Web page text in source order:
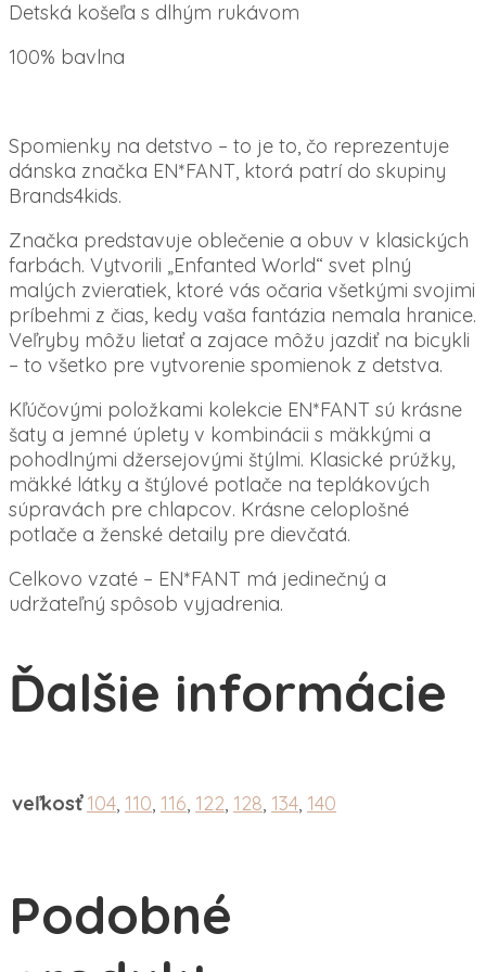
Detská košeľa s dlhým rukávom
100% bavlna
Spomienky na detstvo – to je to, čo reprezentuje
dánska značka EN*FANT, ktorá patrí do skupiny
Brands4kids.
Značka predstavuje oblečenie a obuv v klasických
farbách. Vytvorili „Enfanted World“ svet plný
malých zvieratiek, ktoré vás očaria všetkými svojimi
príbehmi z čias, kedy vaša fantázia nemala hranice.
Veľryby môžu lietať a zajace môžu jazdiť na bicykli
– to všetko pre vytvorenie spomienok z detstva.
Kľúčovými položkami kolekcie EN*FANT sú krásne
šaty a jemné úplety v kombinácii s mäkkými a
pohodlnými džersejovými štýlmi. Klasické prúžky,
mäkké látky a štýlové potlače na teplákových
súpravách pre chlapcov. Krásne celoplošné
potlače a ženské detaily pre dievčatá.
Celkovo vzaté – EN*FANT má jedinečný a
udržateľný spôsob vyjadrenia.
Ďalšie informácie
veľkosť 104, 110, 116, 122, 128, 134, 140
Podobné